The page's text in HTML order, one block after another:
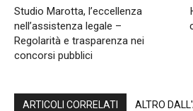
Studio Marotta, l’eccellenza
nell’assistenza legale –
Regolarità e trasparenza nei
concorsi pubblici
ARTICOLI CORRELATI ALTRO